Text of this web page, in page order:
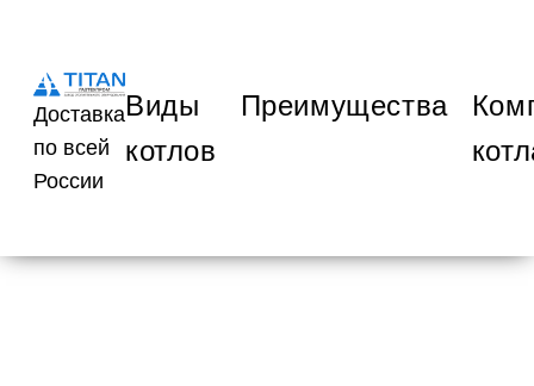
Доставка
по всей
России
Виды
котлов
Преимущества